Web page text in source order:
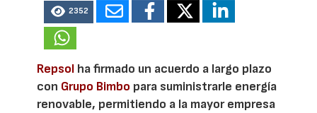
2352
Repsol ha firmado un acuerdo a largo plazo
con Grupo Bimbo para suministrarle energía
renovable, permitiendo a la mayor empresa